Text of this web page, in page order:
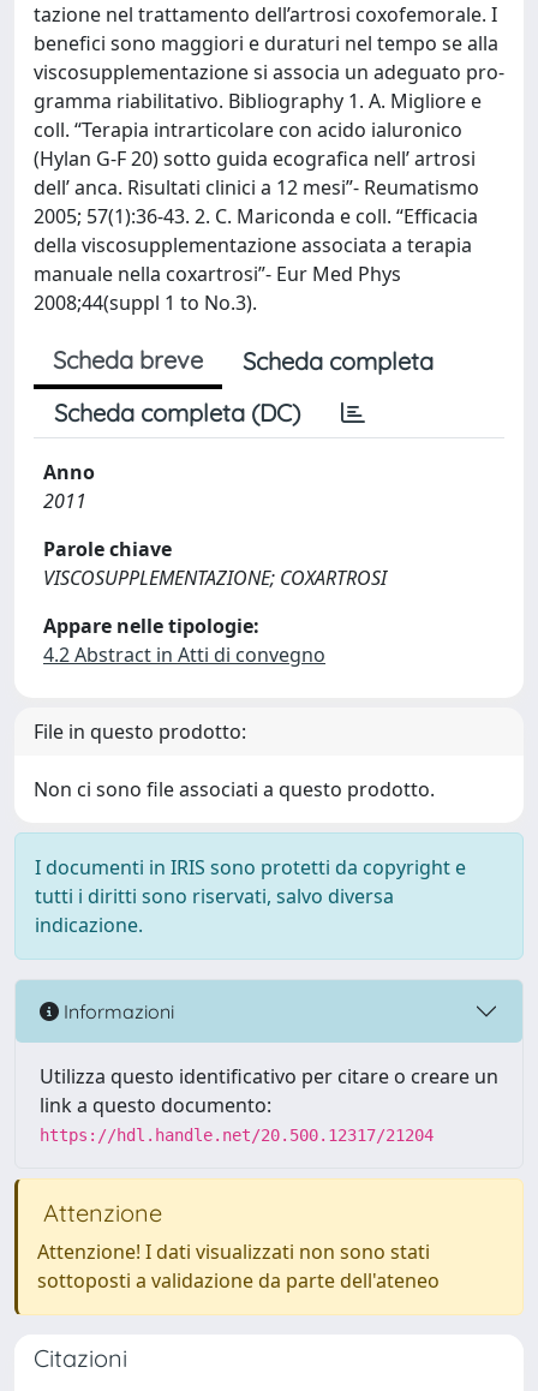
tazione nel trattamento dell’artrosi coxofemorale. I
benefici sono maggiori e duraturi nel tempo se alla
viscosupplementazione si associa un adeguato pro-
gramma riabilitativo. Bibliography 1. A. Migliore e
coll. “Terapia intrarticolare con acido ialuronico
(Hylan G-F 20) sotto guida ecografica nell’ artrosi
dell’ anca. Risultati clinici a 12 mesi”- Reumatismo
2005; 57(1):36-43. 2. C. Mariconda e coll. “Efficacia
della viscosupplementazione associata a terapia
manuale nella coxartrosi”- Eur Med Phys
2008;44(suppl 1 to No.3).
Scheda breve
Scheda completa
Scheda completa (DC)
Anno
2011
Parole chiave
VISCOSUPPLEMENTAZIONE; COXARTROSI
Appare nelle tipologie:
4.2 Abstract in Atti di convegno
File in questo prodotto:
Non ci sono file associati a questo prodotto.
I documenti in IRIS sono protetti da copyright e
tutti i diritti sono riservati, salvo diversa
indicazione.
Informazioni
Utilizza questo identificativo per citare o creare un
link a questo documento:
https://hdl.handle.net/20.500.12317/21204
Attenzione
Attenzione! I dati visualizzati non sono stati
sottoposti a validazione da parte dell'ateneo
Citazioni